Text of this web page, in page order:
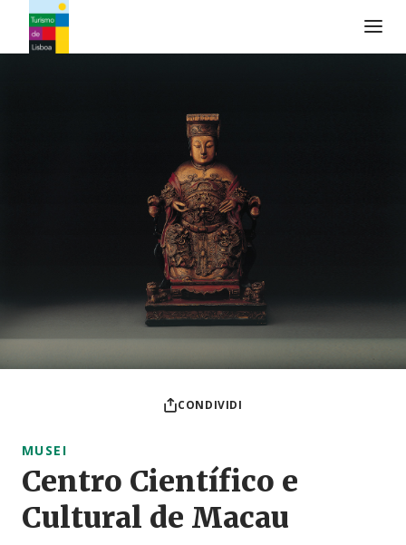
CONDIVIDI
MUSEI
Centro Científico e
Cultural de Macau